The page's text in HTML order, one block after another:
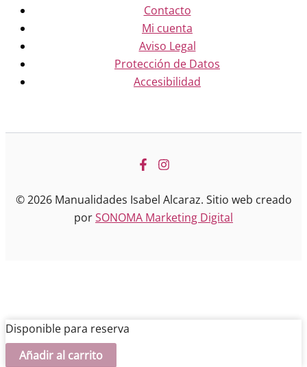
Contacto
Mi cuenta
Aviso Legal
Protección de Datos
Accesibilidad
© 2026 Manualidades Isabel Alcaraz. Sitio web creado
porSONOMA Marketing Digital
Disponible para reserva
Virgen
Añadir al carrito